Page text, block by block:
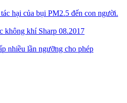
hại của bụi PM2.5 đến con người.
không khí Sharp 08.2017
nhiều lần ngưỡng cho phép